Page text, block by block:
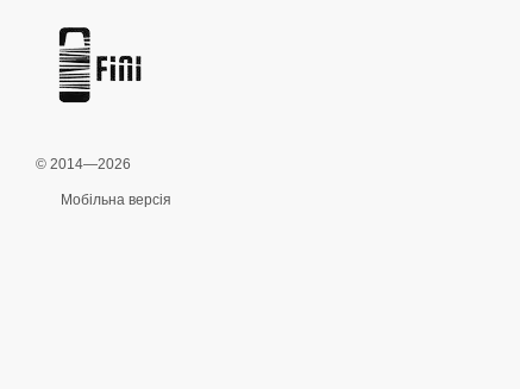
© 2014—2026
Мобільна версія